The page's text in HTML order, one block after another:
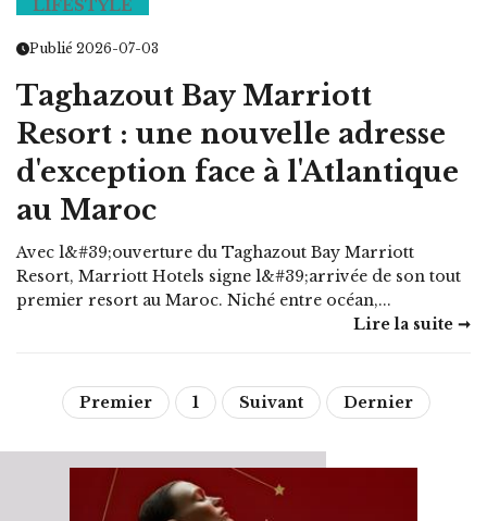
LIFESTYLE
Publié 2026-07-03
Taghazout Bay Marriott
Resort : une nouvelle adresse
d'exception face à l'Atlantique
au Maroc
Avec l&#39;ouverture du Taghazout Bay Marriott
Resort, Marriott Hotels signe l&#39;arrivée de son tout
premier resort au Maroc. Niché entre océan,...
Lire la suite ➞
Premier 1 Suivant Dernier